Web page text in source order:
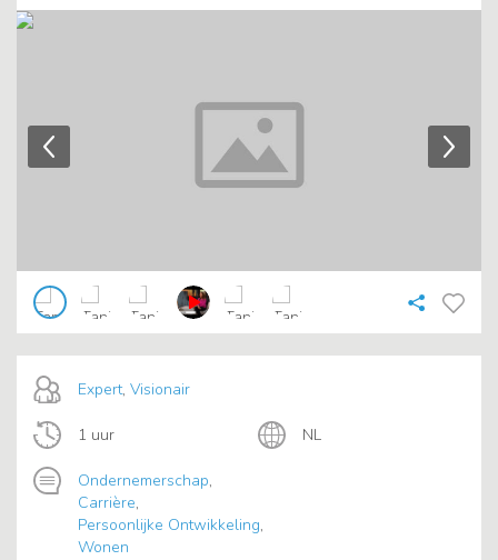
Expert, Visionair
1 uur NL
Ondernemerschap,
Carrière,
Persoonlijke Ontwikkeling,
Wonen